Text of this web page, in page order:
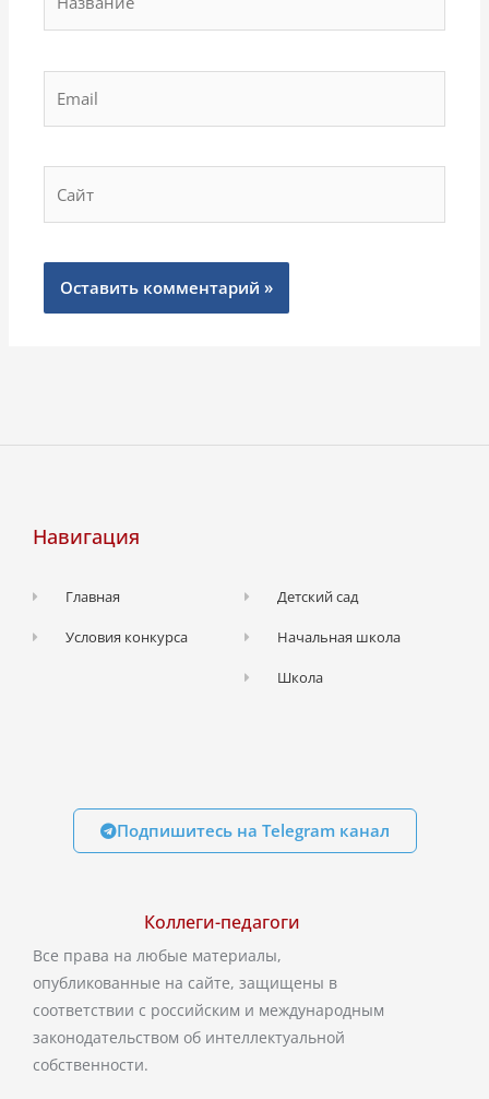
Навигация
Главная
Условия конкурса
Детский сад
Начальная школа
Школа
Подпишитесь на Telegram канал
Коллеги-педагоги
Все права на любые материалы,
опубликованные на сайте, защищены в
соответствии с российским и международным
законодательством об интеллектуальной
собственности.